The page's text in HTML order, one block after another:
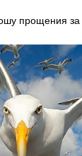
прощения